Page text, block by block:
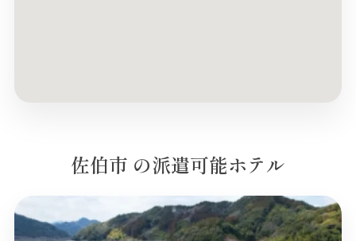
佐伯市 の派遣可能ホテル